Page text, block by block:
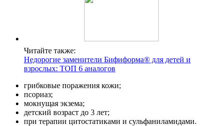
Читайте также:
Недорогие заменители Бифиформа® для детей и
взрослых: ТОП 6 аналогов
грибковые поражения кожи;
псориаз;
мокнущая экзема;
детский возраст до 3 лет;
при терапии цитостатиками и сульфаниламидами.